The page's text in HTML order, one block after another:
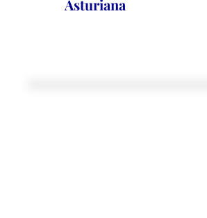
Asturiana